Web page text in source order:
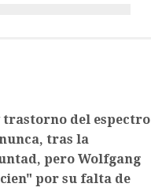
trastorno del espectro
tras la
pero Wolfgang
por su falta de